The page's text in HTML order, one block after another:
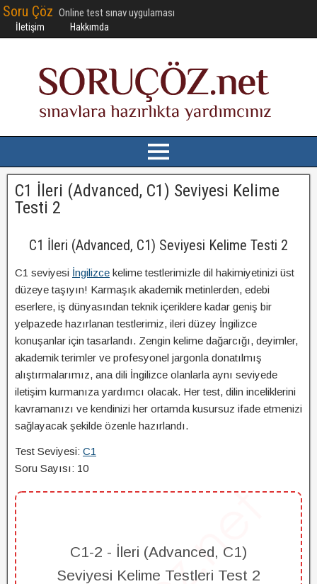
Soru Çöz Online test sınav uygulaması
İletişim Hakkımda
C1 İleri (Advanced, C1) Seviyesi Kelime
Testi 2
C1 İleri (Advanced, C1) Seviyesi Kelime Testi 2
C1 seviyesi İngilizce kelime testlerimizle dil hakimiyetinizi üst
düzeye taşıyın! Karmaşık akademik metinlerden, edebi
eserlere, iş dünyasından teknik içeriklere kadar geniş bir
yelpazede hazırlanan testlerimiz, ileri düzey İngilizce
konuşanlar için tasarlandı. Zengin kelime dağarcığı, deyimler,
akademik terimler ve profesyonel jargonla donatılmış
alıştırmalarımız, ana dili İngilizce olanlarla aynı seviyede
iletişim kurmanıza yardımcı olacak. Her test, dilin inceliklerini
kavramanızı ve kendinizi her ortamda kusursuz ifade etmenizi
sağlayacak şekilde özenle hazırlandı.
Test Seviyesi: C1
Soru Sayısı: 10
C1-2 - İleri (Advanced, C1)
Seviyesi Kelime Testleri Test 2